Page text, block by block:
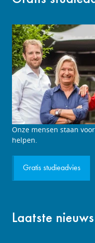
Onze mensen staan
helpen.
Gratis studieadvies
Laatste nieuws